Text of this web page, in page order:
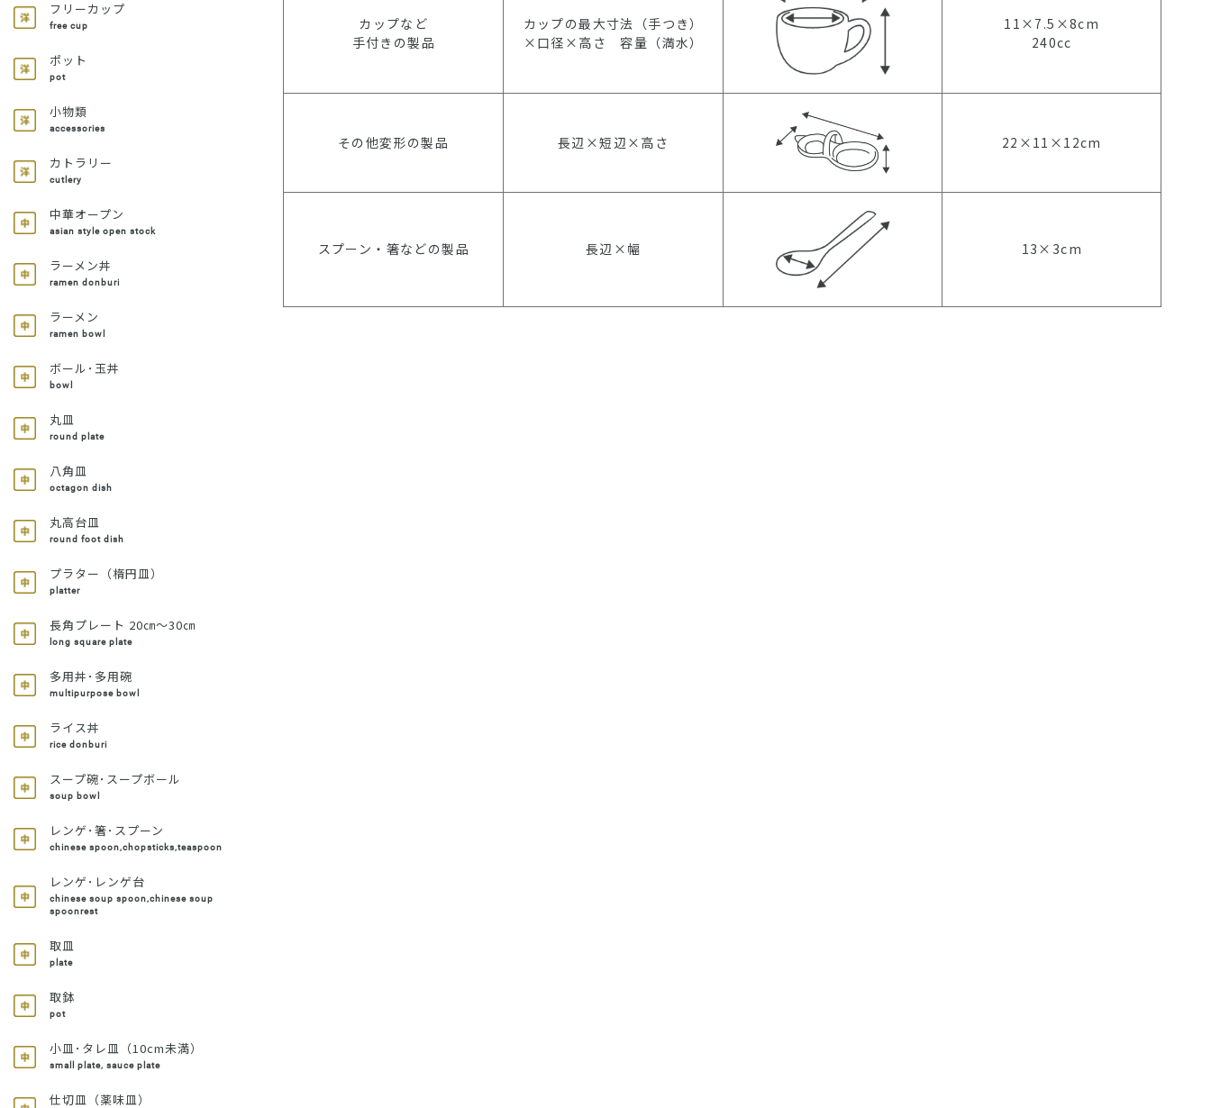
フリーカップ
free cup
ポット
pot
小物類
accessories
カトラリー
cutlery
中華オープン
asian style open stock
ラーメン丼
ramen donburi
ラーメン
ramen bowl
ボール･玉丼
bowl
丸皿
round plate
八角皿
octagon dish
丸高台皿
round foot dish
プラター（楕円皿）
platter
長角プレート 20㎝～30㎝
long square plate
多用丼･多用碗
multipurpose bowl
ライス丼
rice donburi
スープ碗･スープボール
soup bowl
レンゲ･箸･スプーン
chinese spoon,chopsticks,teaspoon
レンゲ･レンゲ台
chinese soup spoon,chinese soup
spoonrest
取皿
plate
取鉢
pot
小皿･タレ皿（10cm未満）
small plate, sauce plate
仕切皿（薬味皿）
カップなど
手付きの製品
カップの最大寸法（手つき）
×口径×高さ 容量（満水）
11×7.5×8cm
240cc
その他変形の製品 長辺×短辺×高さ 22×11×12cm
スプーン・箸などの製品 長辺×幅 13×3cm